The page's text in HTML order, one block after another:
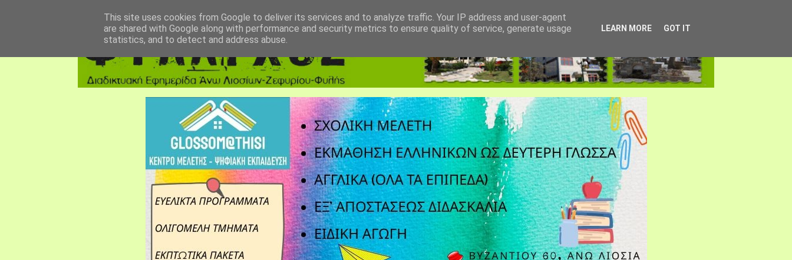
This site uses cookies from Google to deliver its services and to analyze traffic. Your IP address and user-agent
are shared with Google along with performance and security metrics to ensure quality of service, generate usage
statistics, and to detect and address abuse.
LEARN MORE GOT IT